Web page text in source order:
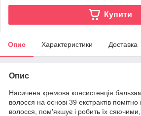
Купити
Опис Характеристики Доставка
Опис
Насичена кремова консистенція
волосся на основі 39 екстрактів
волосся, пом'якшує і робить їх